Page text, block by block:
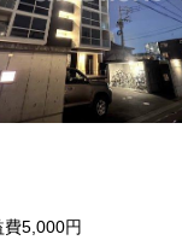
5,000円